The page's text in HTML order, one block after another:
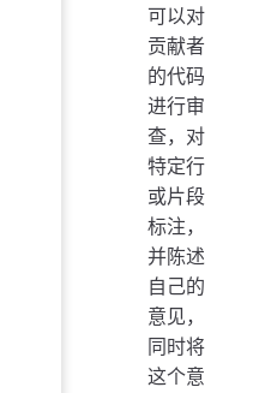
可以对
贡献者
的代码
进行审
查，对
特定行
或片段
标注，
并陈述
自己的
意见，
同时将
这个意